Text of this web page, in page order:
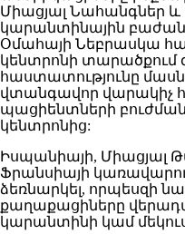
Միացյալ Նահանգներ և
կարանտինային
Օմահայի Նեբրասկա
կենտրոնի տարածքում
հաստատությունը
վտանգավոր վարակիչ
պացիենտների
կենտրոնից:
Իսպանիայի, Միացյալ
Ֆրանսիայի
ձեռնարկել, որպեսզի
քաղաքացիները
կարանտինի կամ